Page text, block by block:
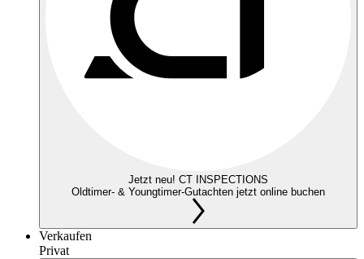
Jetzt neu! CT INSPECTIONS
Oldtimer- & Youngtimer-Gutachten jetzt online buchen
Verkaufen
Privat